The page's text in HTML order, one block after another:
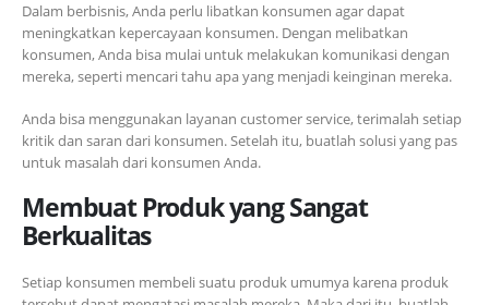
Dalam berbisnis, Anda perlu libatkan konsumen agar dapat
meningkatkan kepercayaan konsumen. Dengan melibatkan
konsumen, Anda bisa mulai untuk melakukan komunikasi dengan
mereka, seperti mencari tahu apa yang menjadi keinginan mereka.
Anda bisa menggunakan layanan customer service, terimalah setiap
kritik dan saran dari konsumen. Setelah itu, buatlah solusi yang pas
untuk masalah dari konsumen Anda.
Membuat Produk yang Sangat
Berkualitas
Setiap konsumen membeli suatu produk umumya karena produk